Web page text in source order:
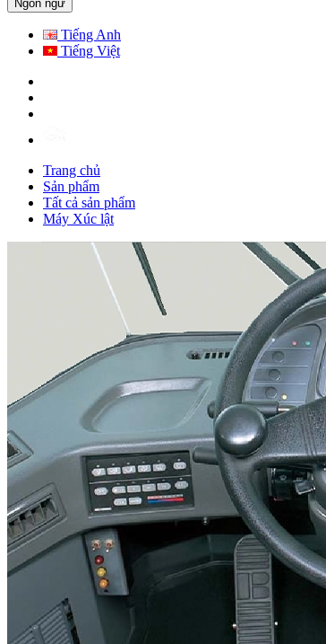
Ngôn ngữ
Tiếng Anh
Tiếng Việt
Trang chủ
Sản phẩm
Tất cả sản phẩm
Máy Xúc lật